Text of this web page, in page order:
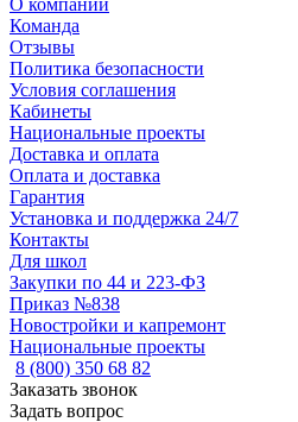
О компании
Команда
Отзывы
Политика безопасности
Условия соглашения
Кабинеты
Национальные проекты
Доставка и оплата
Оплата и доставка
Гарантия
Установка и поддержка 24/7
Контакты
Для школ
Закупки по 44 и 223-ФЗ
Приказ №838
Новостройки и капремонт
Национальные проекты
8 (800) 350 68 82
Заказать звонок
Задать вопрос